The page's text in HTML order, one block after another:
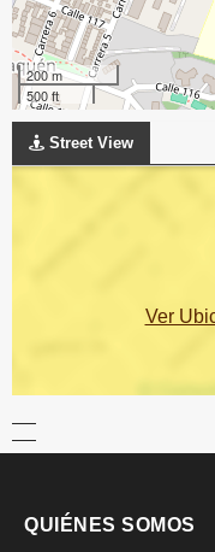
200 m
500 ft
Street View
Ver
QUIÉNES SOMOS